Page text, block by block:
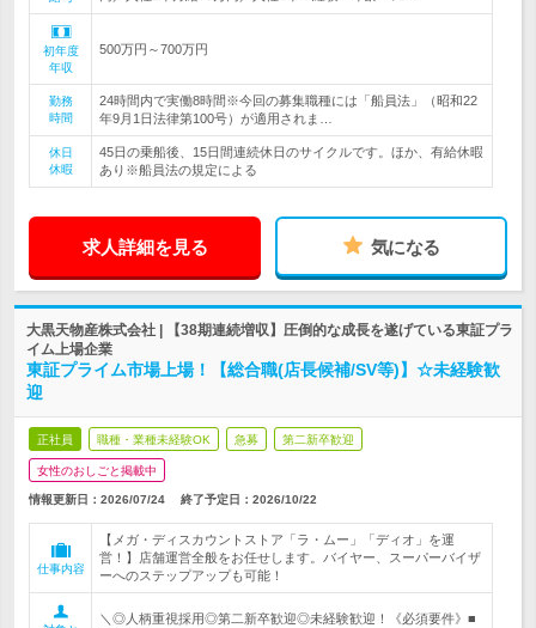
初年度
年収
500万円～700万円
勤務
時間
24時間内で実働8時間※今回の募集職種には「船員法」（昭和22
年9月1日法律第100号）が適用されま…
休日
休暇
45日の乗船後、15日間連続休日のサイクルです。ほか、有給休暇
あり※船員法の規定による
求人詳細を見る 気になる
大黒天物産株式会社 | 【38期連続増収】圧倒的な成長を遂げている東証プラ
イム上場企業
東証プライム市場上場！【総合職(店長候補/SV等)】☆未経験歓
迎
正社員 職種・業種未経験OK 急募 第二新卒歓迎
女性のおしごと掲載中
情報更新日：2026/07/24 終了予定日： 2026/10/22
仕事内容
【メガ・ディスカウントストア「ラ・ムー」「ディオ」を運
営！】店舗運営全般をお任せします。バイヤー、スーパーバイザ
ーへのステップアップも可能！
＼◎人柄重視採用◎第二新卒歓迎◎未経験歓迎！《必須要件》■